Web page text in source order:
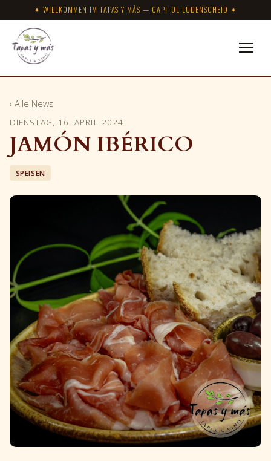
✦ WILLKOMMEN IM TAPAS Y MÁS — CAPITOL LÜDENSCHEID ✦
‹ Alle News
DIENSTAG, 16. APRIL 2024
JAMÓN IBÉRICO
SPEISEN